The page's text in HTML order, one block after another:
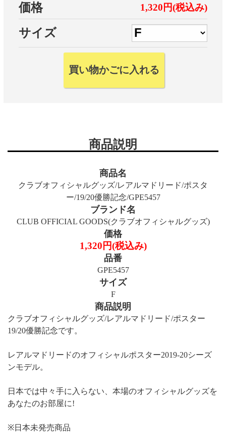
価格 1,320円(税込み)
サイズ
商品説明
商品名
クラブオフィシャルグッズ/レアルマドリード/ポスタ
ー/19/20優勝記念/GPE5457
ブランド名
CLUB OFFICIAL GOODS(クラブオフィシャルグッズ)
価格
1,320円(税込み)
品番
GPE5457
サイズ
F
商品説明
クラブオフィシャルグッズ/レアルマドリード/ポスター
19/20優勝記念です。
レアルマドリードのオフィシャルポスター2019-20シーズ
ンモデル。
日本では中々手に入らない、本場のオフィシャルグッズを
あなたのお部屋に!
※日本未発売商品